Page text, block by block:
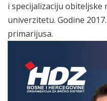
i specijalizaciju obiteljske
univerzitetu. Godine
primarijusa.